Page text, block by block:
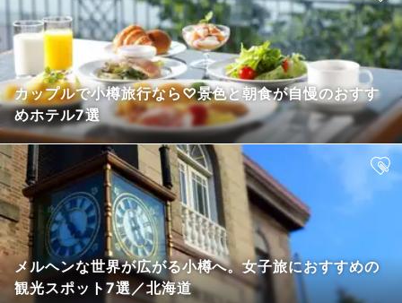
カップルで小樽旅行なら♡景色と朝食が自慢のおすす
めホテル7選
メルヘンな世界が広がる小樽へ。女子旅におすすめの
観光スポット7選／北海道